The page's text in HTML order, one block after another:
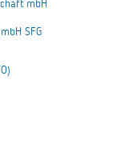
mbH
SFG